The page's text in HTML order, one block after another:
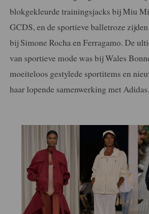
blokgekleurde trainingsjacks bij Miu
GCDS, en de sportieve balletroze
bij Simone Rocha en Ferragamo. De
van sportieve mode was bij Wales
moeiteloos gestylede sportitems en
haar lopende samenwerking met Adidas.